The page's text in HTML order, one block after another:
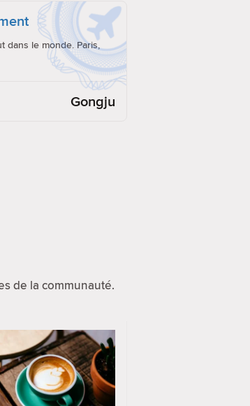
dans le monde. Paris,
Gongju
de la communauté.